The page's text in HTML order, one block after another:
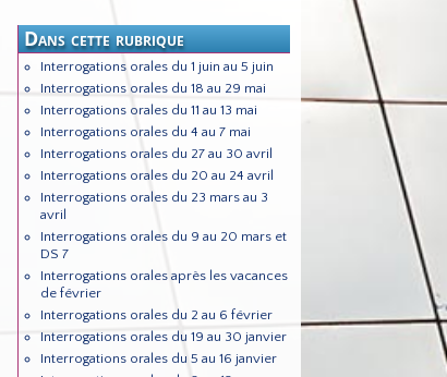
Dans cette rubrique
Interrogations orales du 1 juin au 5 juin
Interrogations orales du 18 au 29 mai
Interrogations orales du 11 au 13 mai
Interrogations orales du 4 au 7 mai
Interrogations orales du 27 au 30 avril
Interrogations orales du 20 au 24 avril
Interrogations orales du 23 mars au 3
avril
Interrogations orales du 9 au 20 mars et
DS 7
Interrogations orales après les vacances
de février
Interrogations orales du 2 au 6 février
Interrogations orales du 19 au 30 janvier
Interrogations orales du 5 au 16 janvier